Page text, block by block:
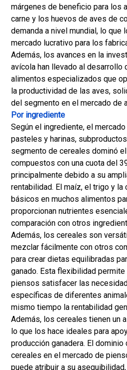
márgenes de beneficio para los
carne y los huevos de aves de
demanda a nivel mundial, lo que
mercado lucrativo para los
Además, los avances en la
avícola han llevado al desarrollo
alimentos especializados que
la productividad de las aves,
del segmento en el mercado de
Por ingrediente
Según el ingrediente, el
pasteles y harinas,
segmento de cereales dominó
compuestos con una cuota del
principalmente debido a su
rentabilidad. El maíz, el trigo y
básicos en muchos alimentos
proporcionan nutrientes
comparación con otros
Además, los cereales son
mezclar fácilmente con otros
para crear dietas equilibradas
ganado. Esta flexibilidad
piensos satisfacer las
específicas de diferentes
mismo tiempo la rentabilidad
Además, los cereales tienen un
lo que los hace ideales para
producción ganadera. El
cereales en el mercado de
puede atribuir a su